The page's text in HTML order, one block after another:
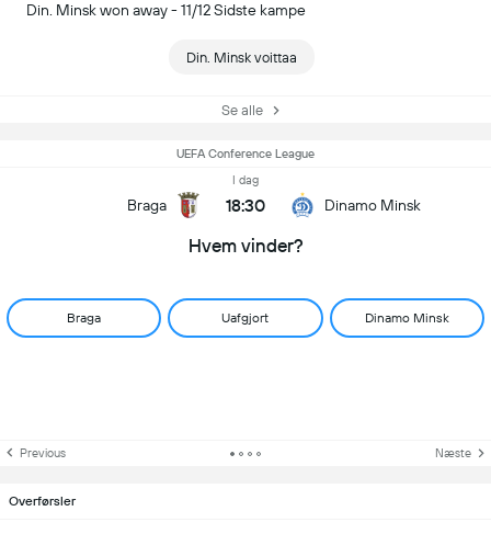
Din. Minsk won away - 11/12 Sidste kampe
Din. Minsk voittaa
Se alle
UEFA Conference League
Braga
I dag
18:30 Dinamo Minsk
Hvem vinder?
Braga Uafgjort Dinamo Minsk
Previous Næste
Overførsler